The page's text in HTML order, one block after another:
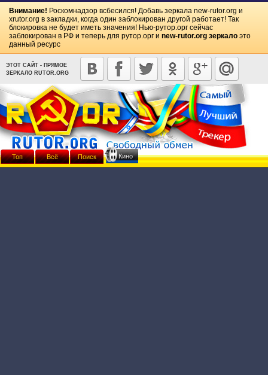
Внимание! Роскомнадзор всбесился! Добавь зеркала new-rutor.org и
xrutor.org в закладки, когда один заблокирован другой работает! Так
блокировка не будет иметь значения! Нью-рутор.орг сейчас
заблокирован в РФ и теперь для рутор.орг и new-rutor.org зеркало это
данный ресурс
ЭТОТ САЙТ - ПРЯМОЕ
ЗЕРКАЛО RUTOR.ORG